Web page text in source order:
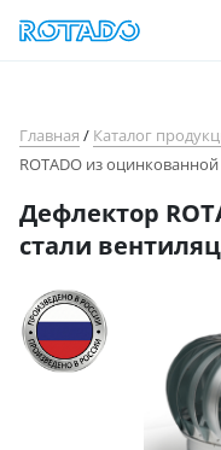
Главная / Каталог
ROTADO из оцинкованной
Дефлектор
стали